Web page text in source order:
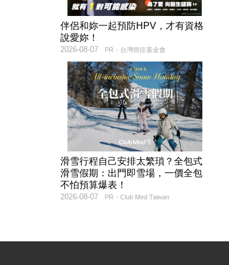
伴侶和妳一起預防HPV，才有資格
說愛妳！
PR・台灣癌症基金會
2026-08-07
滑雪行程自己安排太繁瑣？全包式
滑雪假期：出門即雪場，一價全包
不怕預算爆表！
PR・Club Med Taiwan
2026-08-07